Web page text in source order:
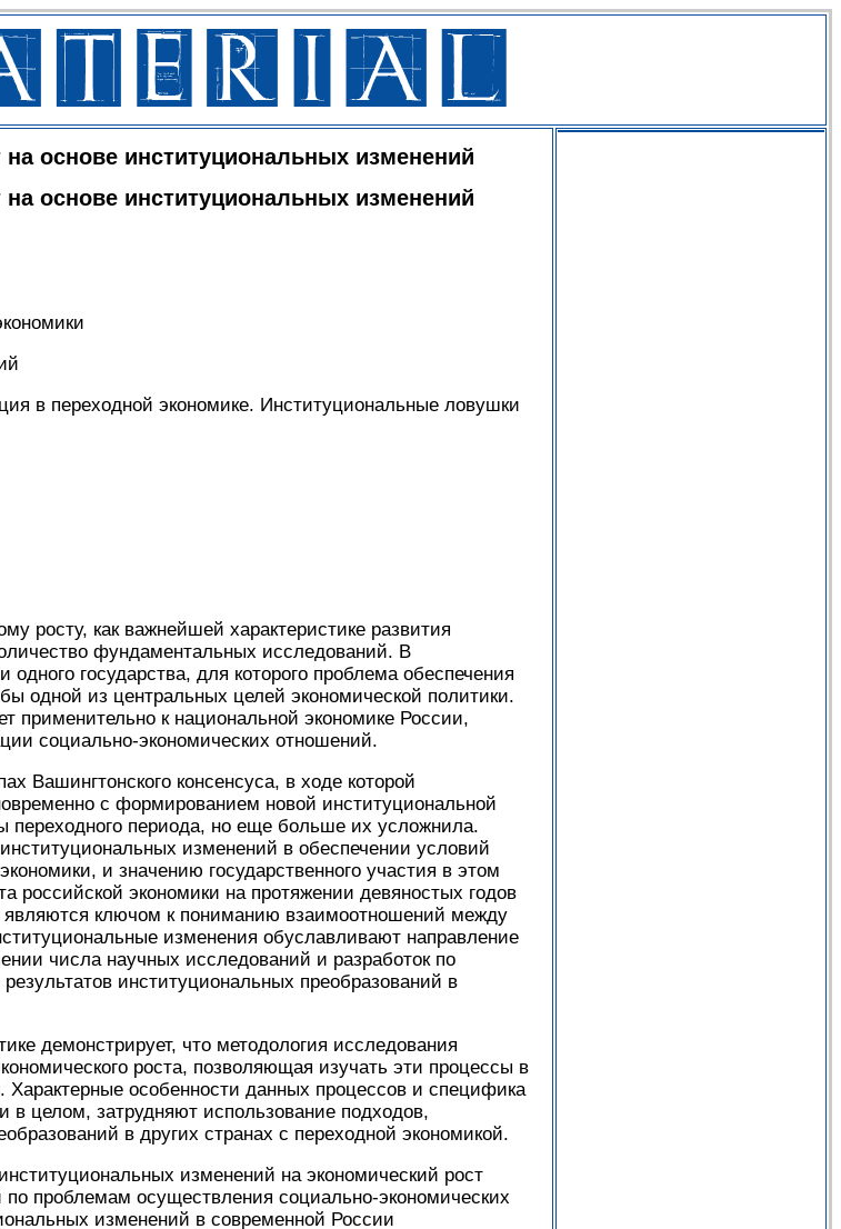
основе институциональных изменений
основе институциональных изменений
в переходной экономике. Институциональные ловушки
росту, как важнейшей характеристике развития
фундаментальных исследований. В
государства, для которого проблема обеспечения
одной из центральных целей экономической политики.
применительно к национальной экономике России,
социально-экономических отношений.
Вашингтонского консенсуса, в ходе которой
с формированием новой институциональной
переходного периода, но еще больше их усложнила.
изменений в обеспечении условий
и значению государственного участия в этом
российской экономики на протяжении девяностых годов
являются ключом к пониманию взаимоотношений между
изменения обуславливают направление
числа научных исследований и разработок по
институциональных преобразований в
демонстрирует, что методология исследования
роста, позволяющая изучать эти процессы в
Характерные особенности данных процессов и специфика
в целом, затрудняют использование подходов,
в других странах с переходной экономикой.
изменений на экономический рост
проблемам осуществления социально-экономических
изменений в современной России